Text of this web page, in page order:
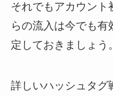
それでもアカウント
らの流入は今でも
定しておきましょう。
詳しいハッシュタグ